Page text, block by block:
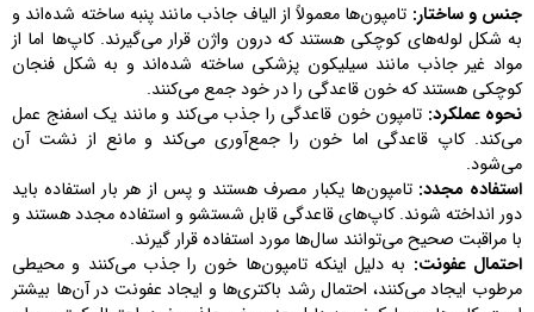
جنس و ساختار: تامپون‌ها معمولاً از الیاف جاذب مانند پنبه ساخته شده‌اند و
به شکل لوله‌های کوچکی هستند که درون واژن قرار می‌گیرند. کاپ‌ها اما از
مواد غیر جاذب مانند سیلیکون پزشکی ساخته شده‌اند و به شکل فنجان
کوچکی هستند که خون قاعدگی را در خود جمع می‌کنند.
نحوه عملکرد: تامپون خون قاعدگی را جذب می‌کند و مانند یک اسفنج عمل
می‌کند. کاپ قاعدگی اما خون را جمع‌آوری می‌کند و مانع از نشت آن
می‌شود.
استفاده مجدد: تامپون‌ها یکبار مصرف هستند و پس از هر بار استفاده باید
دور انداخته شوند. کاپ‌های قاعدگی قابل شستشو و استفاده مجدد هستند و
با مراقبت صحیح می‌توانند سال‌ها مورد استفاده قرار گیرند.
احتمال عفونت: به دلیل اینکه تامپون‌ها خون را جذب می‌کنند و محیطی
مرطوب ایجاد می‌کنند، احتمال رشد باکتری‌ها و ایجاد عفونت در آن‌ها بیشتر